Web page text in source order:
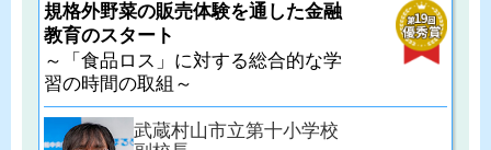
規格外野菜の販売体験を通した金融
教育のスタート
～「食品ロス」に対する総合的な学
習の時間の取組～
武蔵村山市立第十小学校